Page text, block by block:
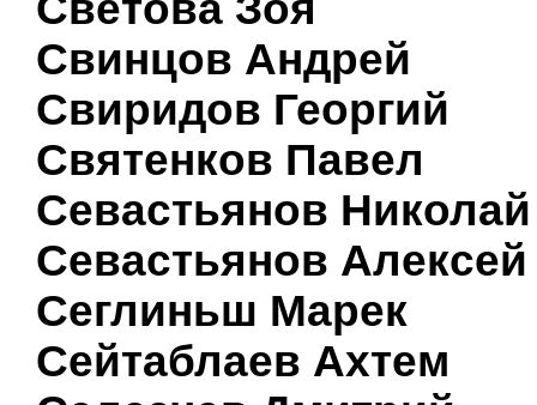
Свинцов Андрей
Свиридов Георгий
Святенков Павел
Севастьянов Николай
Севастьянов Алексей
Сеглиньш Марек
Сейтаблаев Ахтем